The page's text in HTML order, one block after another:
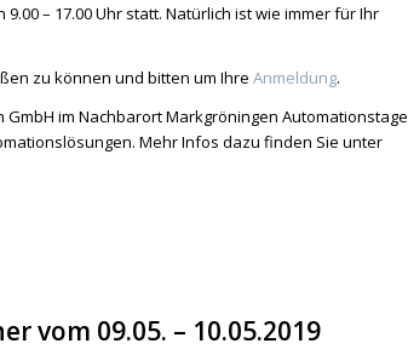
– 17.00 Uhr statt. Natürlich ist wie immer für Ihr
zu können und bitten um Ihre Anmeldung.
im Nachbarort Markgröningen Automationstage
Mehr Infos dazu finden Sie unter
vom 09.05. – 10.05.2019